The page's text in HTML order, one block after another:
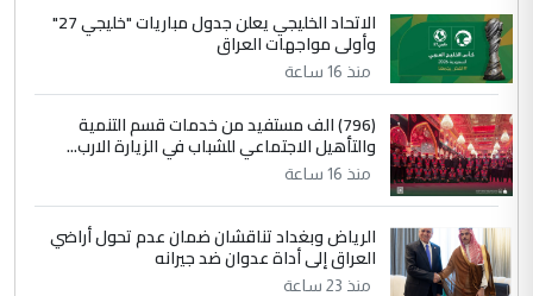
الاتحاد الخليجي يعلن جدول مباريات "خليجي 27"
وأولى مواجهات العراق
منذ 16 ساعة
(796) الف مستفيد من خدمات قسم التنمية
والتأهيل الاجتماعي للشباب في الزيارة الارب...
منذ 16 ساعة
الرياض وبغداد تناقشان ضمان عدم تحول أراضي
العراق إلى أداة عدوان ضد جيرانه
منذ 23 ساعة